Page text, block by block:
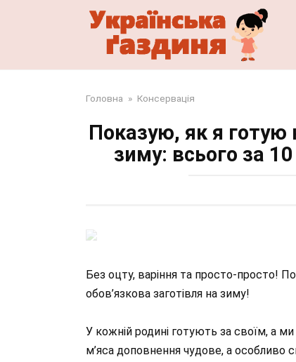
Головна » Консервація
Показую, як я готую
зиму: всього за
Без оцту, варіння та просто-просто!
обов’язкова заготівля на зиму!
У кожній родині готують за своїм, а
м’яса доповнення чудове, а особливо